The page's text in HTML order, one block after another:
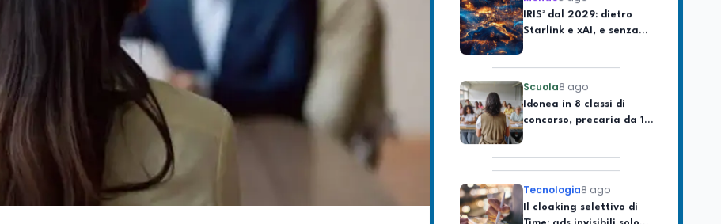
Starlink e xAI, e senza
soldi italiani
Scuola8 ago
Idonea in 8 classi di
concorso, precaria da 18
anni: il caso di Rimini
Tecnologia8 ago
Il cloaking selettivo di
Time: ads invisibili solo
per i chatbot AI